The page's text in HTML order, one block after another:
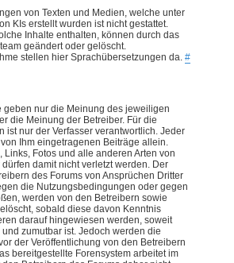
von Texten und Medien, welche unter
KIs erstellt wurden ist nicht gestattet.
Inhalte enthalten, können durch das
geändert oder gelöscht.
stellen hier Sprachübersetzungen da. #
geben nur die Meinung des jeweiligen
die Meinung der Betreiber. Für die
ist nur der Verfasser verantwortlich. Jeder
Ihm eingetragenen Beiträge allein.
Links, Fotos und alle anderen Arten von
damit nicht verletzt werden. Der
des Forums von Ansprüchen Dritter
die Nutzungsbedingungen oder gegen
werden von den Betreibern sowie
sobald diese davon Kenntnis
darauf hingewiesen werden, soweit
zumutbar ist. Jedoch werden die
der Veröffentlichung von den Betreibern
bereitgestellte Forensystem arbeitet im